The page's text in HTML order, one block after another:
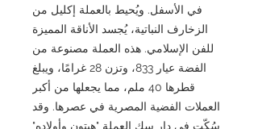
في الأسفل. ويُحيط بالعملة إكليل من
الزخارف النباتية، يُجسد الأناقة المميزة
للفن الإسلامي. هذه العملة مصنوعة من
الفضة عيار 833، وتزن 28 غرامًا، ويبلغ
قطرها 40 ملم، مما يجعلها من أكبر
العملات الفضية المصرية في عصرها. وقد
سُكّت في دار سك العملة "هيتون وأولاده"